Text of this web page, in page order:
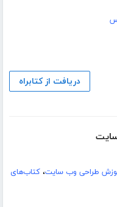
دریافت از کتابراه
طراحی وب سایت،کتاب‌های